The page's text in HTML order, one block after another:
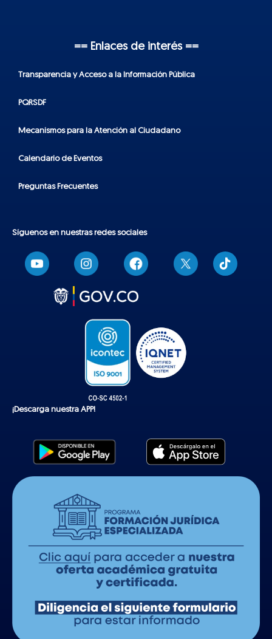
== Enlaces de interés ==
Transparencia y Acceso a la Información Pública
PQRSDF
Mecanismos para la Atención al Ciudadano
Calendario de Eventos
Preguntas Frecuentes
Síguenos en nuestras redes sociales
T
i
k
¡Descarga nuestra APP!